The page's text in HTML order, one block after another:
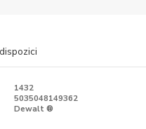
1432
5035048149362
Dewalt ®